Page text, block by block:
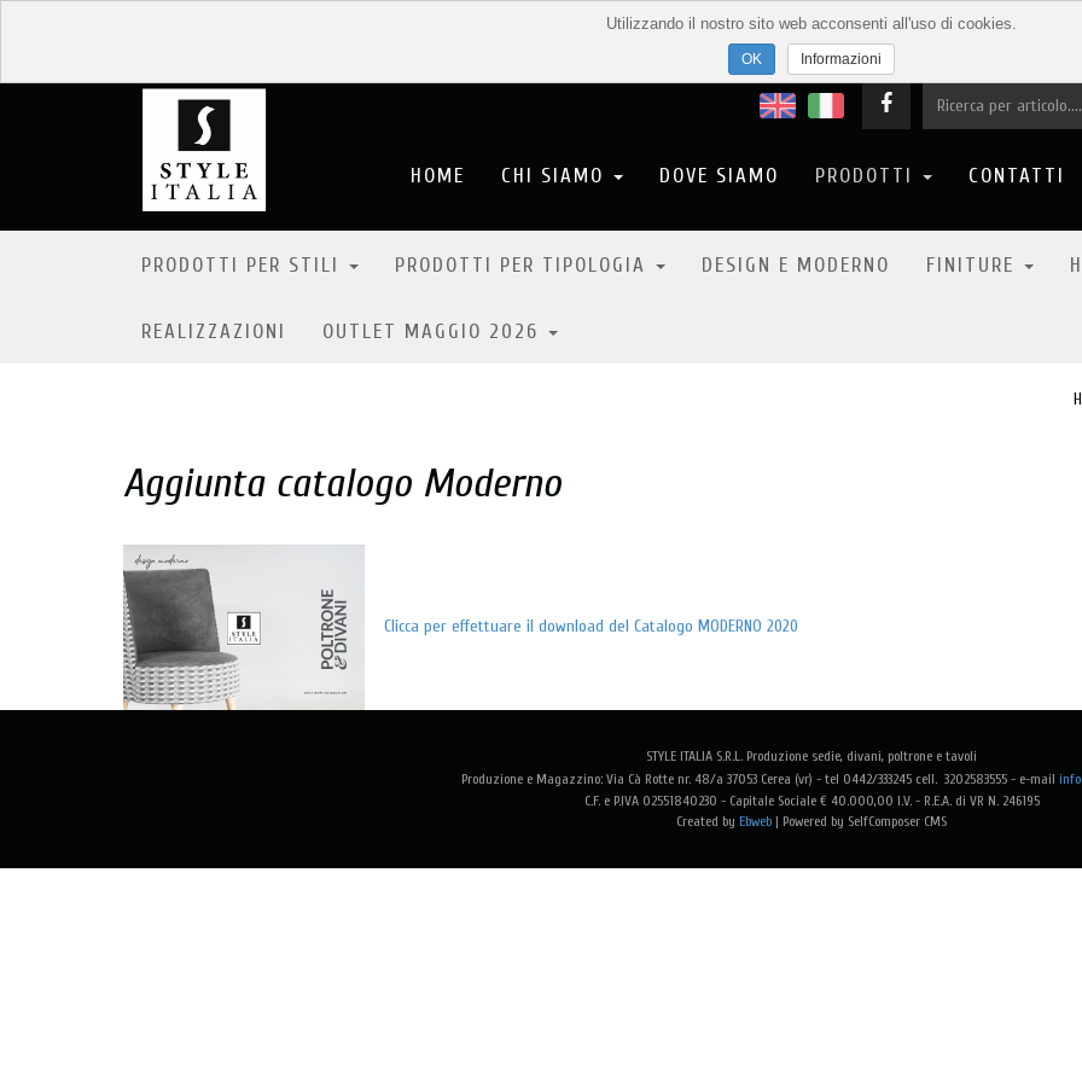
HOME CHI SIAMO DOVE SIAMO PRODOTTI CONTATTI
PRODOTTI PER STILI PRODOTTI PER TIPOLOGIA DESIGN E MODERNO FINITURE
REALIZZAZIONI OUTLET MAGGIO 2026
Aggiunta catalogo Moderno
Clicca per effettuare il download del Catalogo MODERNO 2020
STYLE ITALIA S.R.L. Produzione sedie, divani, poltrone e tavoli
Produzione e Magazzino: Via Cà Rotte nr. 48/a 37053 Cerea (vr) - tel 0442/333245 cell. 3202583555 - e-mail
C.F. e P.IVA 02551840230 - Capitale Sociale € 40.000,00 I.V. - R.E.A. di VR N. 246195
Created by Ebweb | Powered by SelfComposer CMS
Utilizzando il nostro sito web acconsenti all'uso di cookies.
Informazioni